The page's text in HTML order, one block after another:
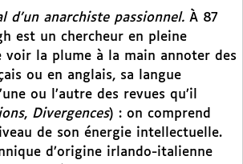
d’un anarchiste passionnel. À 87
est un chercheur en pleine
la plume à la main annoter des
ou en anglais, sa langue
ou l’autre des revues qu’il
, Divergences) : on comprend
de son énergie intellectuelle.
d’origine irlando-italienne